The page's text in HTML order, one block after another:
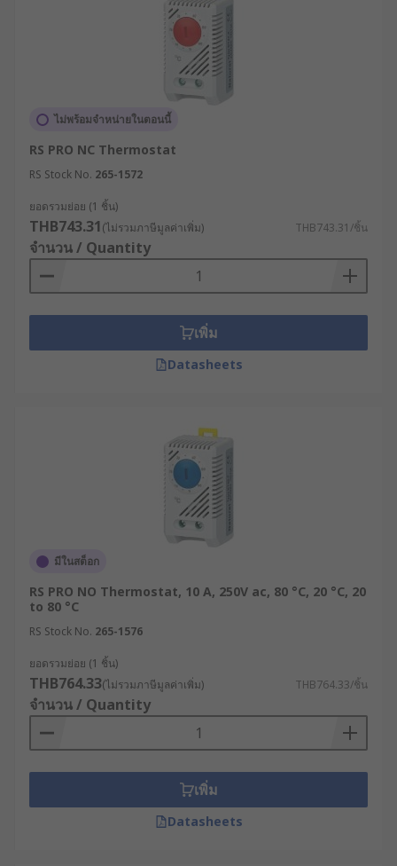
ไม่พร้อมจำหน่ายในตอนนี้
RS PRO NC Thermostat
RS Stock No. 265-1572
ยอดรวมย่อย (1 ชิ้น)
THB743.31(ไม่รวมภาษีมูลค่าเพิ่ม) THB743.31/ชิ้น
จำนวน / Quantity
เพิ่ม
Datasheets
มีในสต็อก
RS PRO NO Thermostat, 10 A, 250V ac, 80 °C, 20 °C, 20
to 80 °C
RS Stock No. 265-1576
ยอดรวมย่อย (1 ชิ้น)
THB764.33(ไม่รวมภาษีมูลค่าเพิ่ม) THB764.33/ชิ้น
จำนวน / Quantity
เพิ่ม
Datasheets